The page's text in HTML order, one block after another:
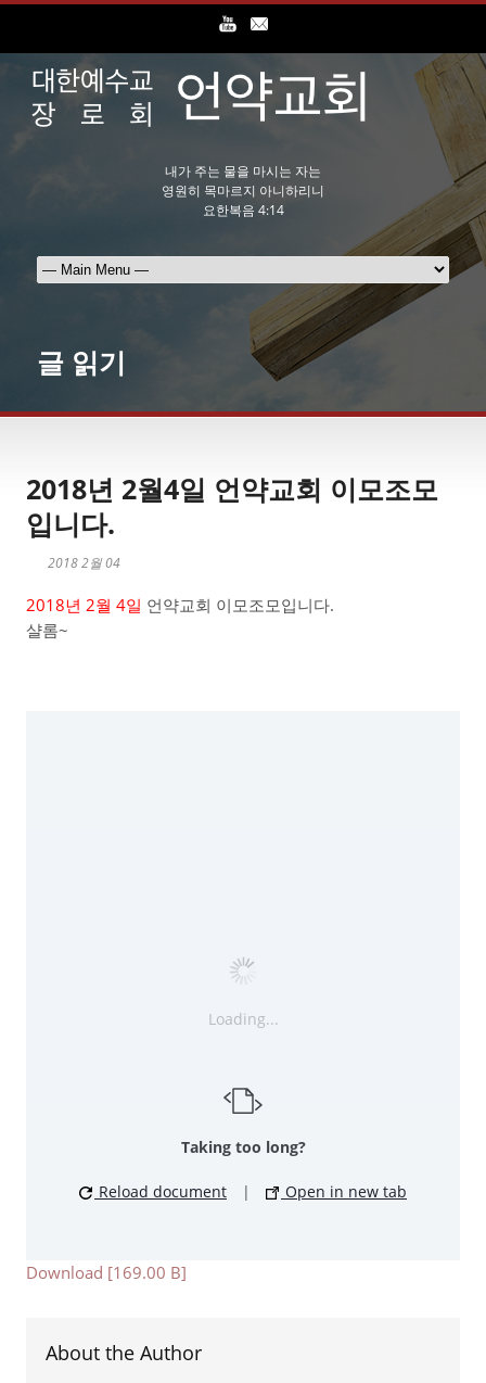
내가 주는 물을 마시는 자는
영원히 목마르지 아니하리니
요한복음 4:14
글 읽기
2018년 2월4일 언약교회 이모조모
입니다.
2018 2월 04
2018년 2월 4일 언약교회 이모조모입니다.
샬롬~
Loading...
Taking too long?
Reload document | Open in new tab
Download [169.00 B]
About the Author